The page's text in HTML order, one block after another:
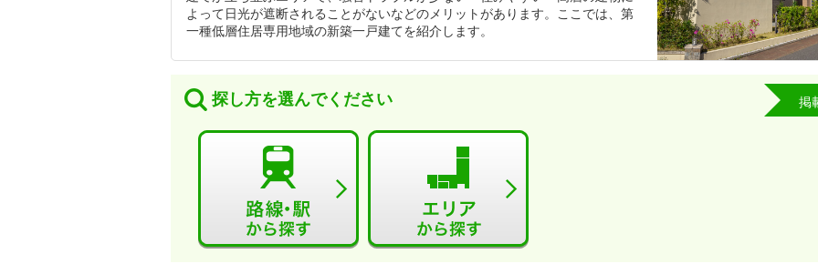
よって日光が遮断されることがないなどのメリットがあります。ここでは、第
一種低層住居専用地域の新築一戸建てを紹介します。
探し方を選んでください 掲